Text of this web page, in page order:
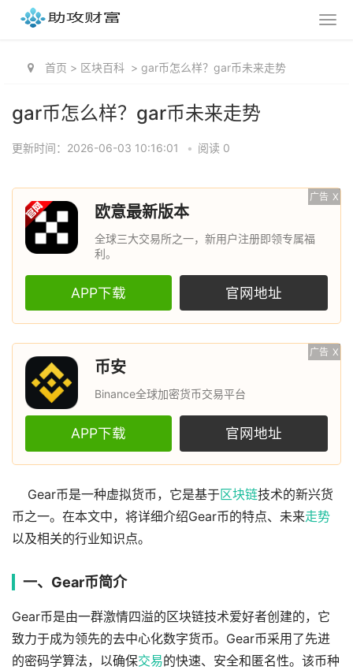
首页 > 区块百科 > gar币怎么样？gar币未来走势
gar币怎么样？gar币未来走势
更新时间：2026-06-03 10:16:01 • 阅读 0
广告 X
欧意最新版本
全球三大交易所之一，新用户注册即领专属福
利。
APP下载 官网地址
广告 X
币安
Binance全球加密货币交易平台
APP下载 官网地址
Gear币是一种虚拟货币，它是基于区块链技术的新兴货
币之一。在本文中，将详细介绍Gear币的特点、未来走势
以及相关的行业知识点。
一、Gear币简介
Gear币是由一群激情四溢的区块链技术爱好者创建的，它
致力于成为领先的去中心化数字货币。Gear币采用了先进
的密码学算法，以确保交易的快速、安全和匿名性。该币种